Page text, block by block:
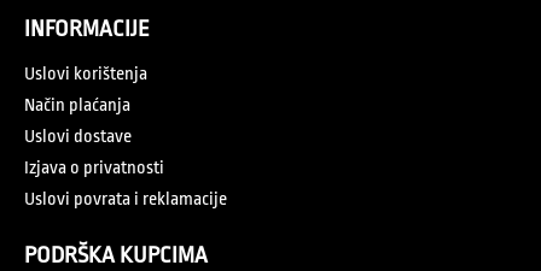
INFORMACIJE
Uslovi korištenja
Način plaćanja
Uslovi dostave
Izjava o privatnosti
Uslovi povrata i reklamacije
PODRŠKA KUPCIMA